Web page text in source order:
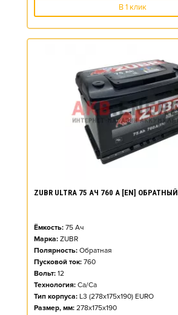
В 1 клик
ZUBR ULTRA 75 АЧ 760 А [EN] ОБРАТНЫЙ
Ёмкость: 75 Ач
Марка: ZUBR
Полярность: Обратная
Пусковой ток: 760
Вольт: 12
Технология: Ca/Ca
Тип корпуса: L3 (278x175x190) EURO
Размер, мм: 278x175x190